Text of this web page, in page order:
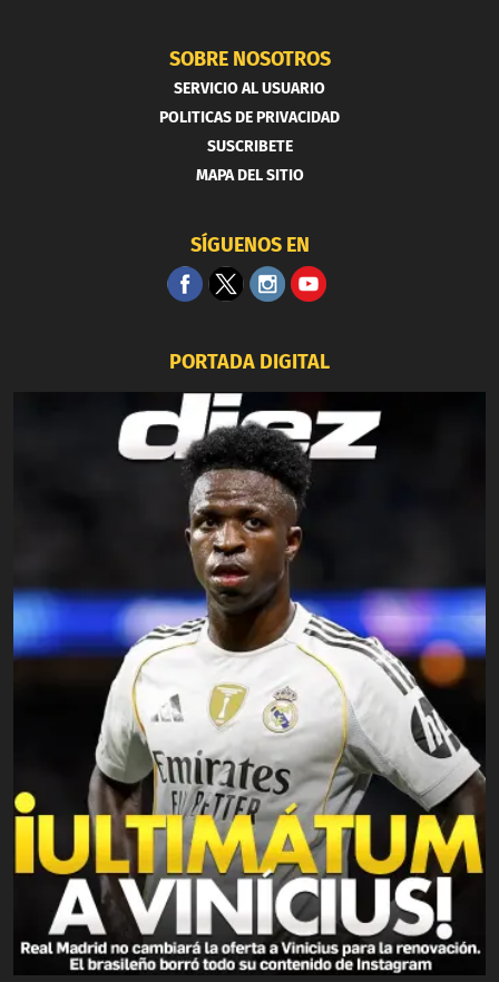
SOBRE NOSOTROS
SERVICIO AL USUARIO
POLITICAS DE PRIVACIDAD
SUSCRIBETE
MAPA DEL SITIO
SÍGUENOS EN
PORTADA DIGITAL